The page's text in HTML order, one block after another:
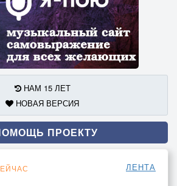
НАМ 15 ЛЕТ
НОВАЯ ВЕРСИЯ
ПРОЕКТУ
ЛЕНТА